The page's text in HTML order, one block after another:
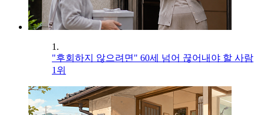
1.
"후회하지 않으려면" 60세 넘어 끊어내야 할 사람
1위